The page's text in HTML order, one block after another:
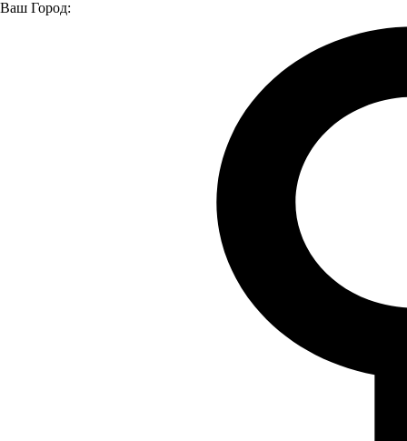
Ваш Город:
Главная страница